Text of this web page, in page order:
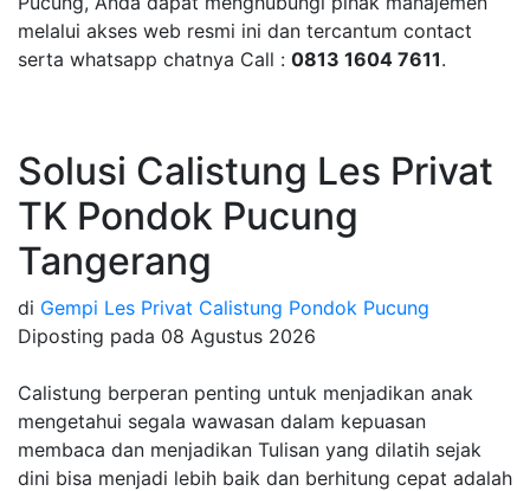
melalui akses web resmi ini dan tercantum contact
serta whatsapp chatnya Call : 0813 1604 7611.
Solusi Calistung Les Privat
TK Pondok Pucung
Tangerang
di Gempi Les Privat Calistung Pondok Pucung
Diposting pada 08 Agustus 2026
Calistung berperan penting untuk menjadikan anak
mengetahui segala wawasan dalam kepuasan
membaca dan menjadikan Tulisan yang dilatih sejak
dini bisa menjadi lebih baik dan berhitung cepat adalah